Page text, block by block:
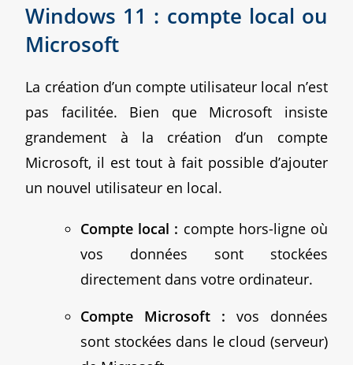
Windows 11 : compte local ou
Microsoft
La création d’un compte utilisateur local n’est
pas facilitée. Bien que Microsoft insiste
grandement à la création d’un compte
Microsoft, il est tout à fait possible d’ajouter
un nouvel utilisateur en local.
Compte local : compte hors-ligne où
vos données sont stockées
directement dans votre ordinateur.
Compte Microsoft : vos données
sont stockées dans le cloud (serveur)